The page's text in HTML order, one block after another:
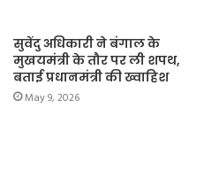
सुवेंदु अधिकारी ने बंगाल के
मुखयमंत्री के तौर पर ली शपथ,
बताई प्रधानमंत्री की ख्वाहिश
May 9, 2026